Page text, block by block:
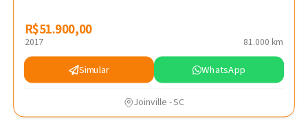
R$51.900,00
R$51.900,00
2017 81.000 km
Simular WhatsApp
Joinville - SC